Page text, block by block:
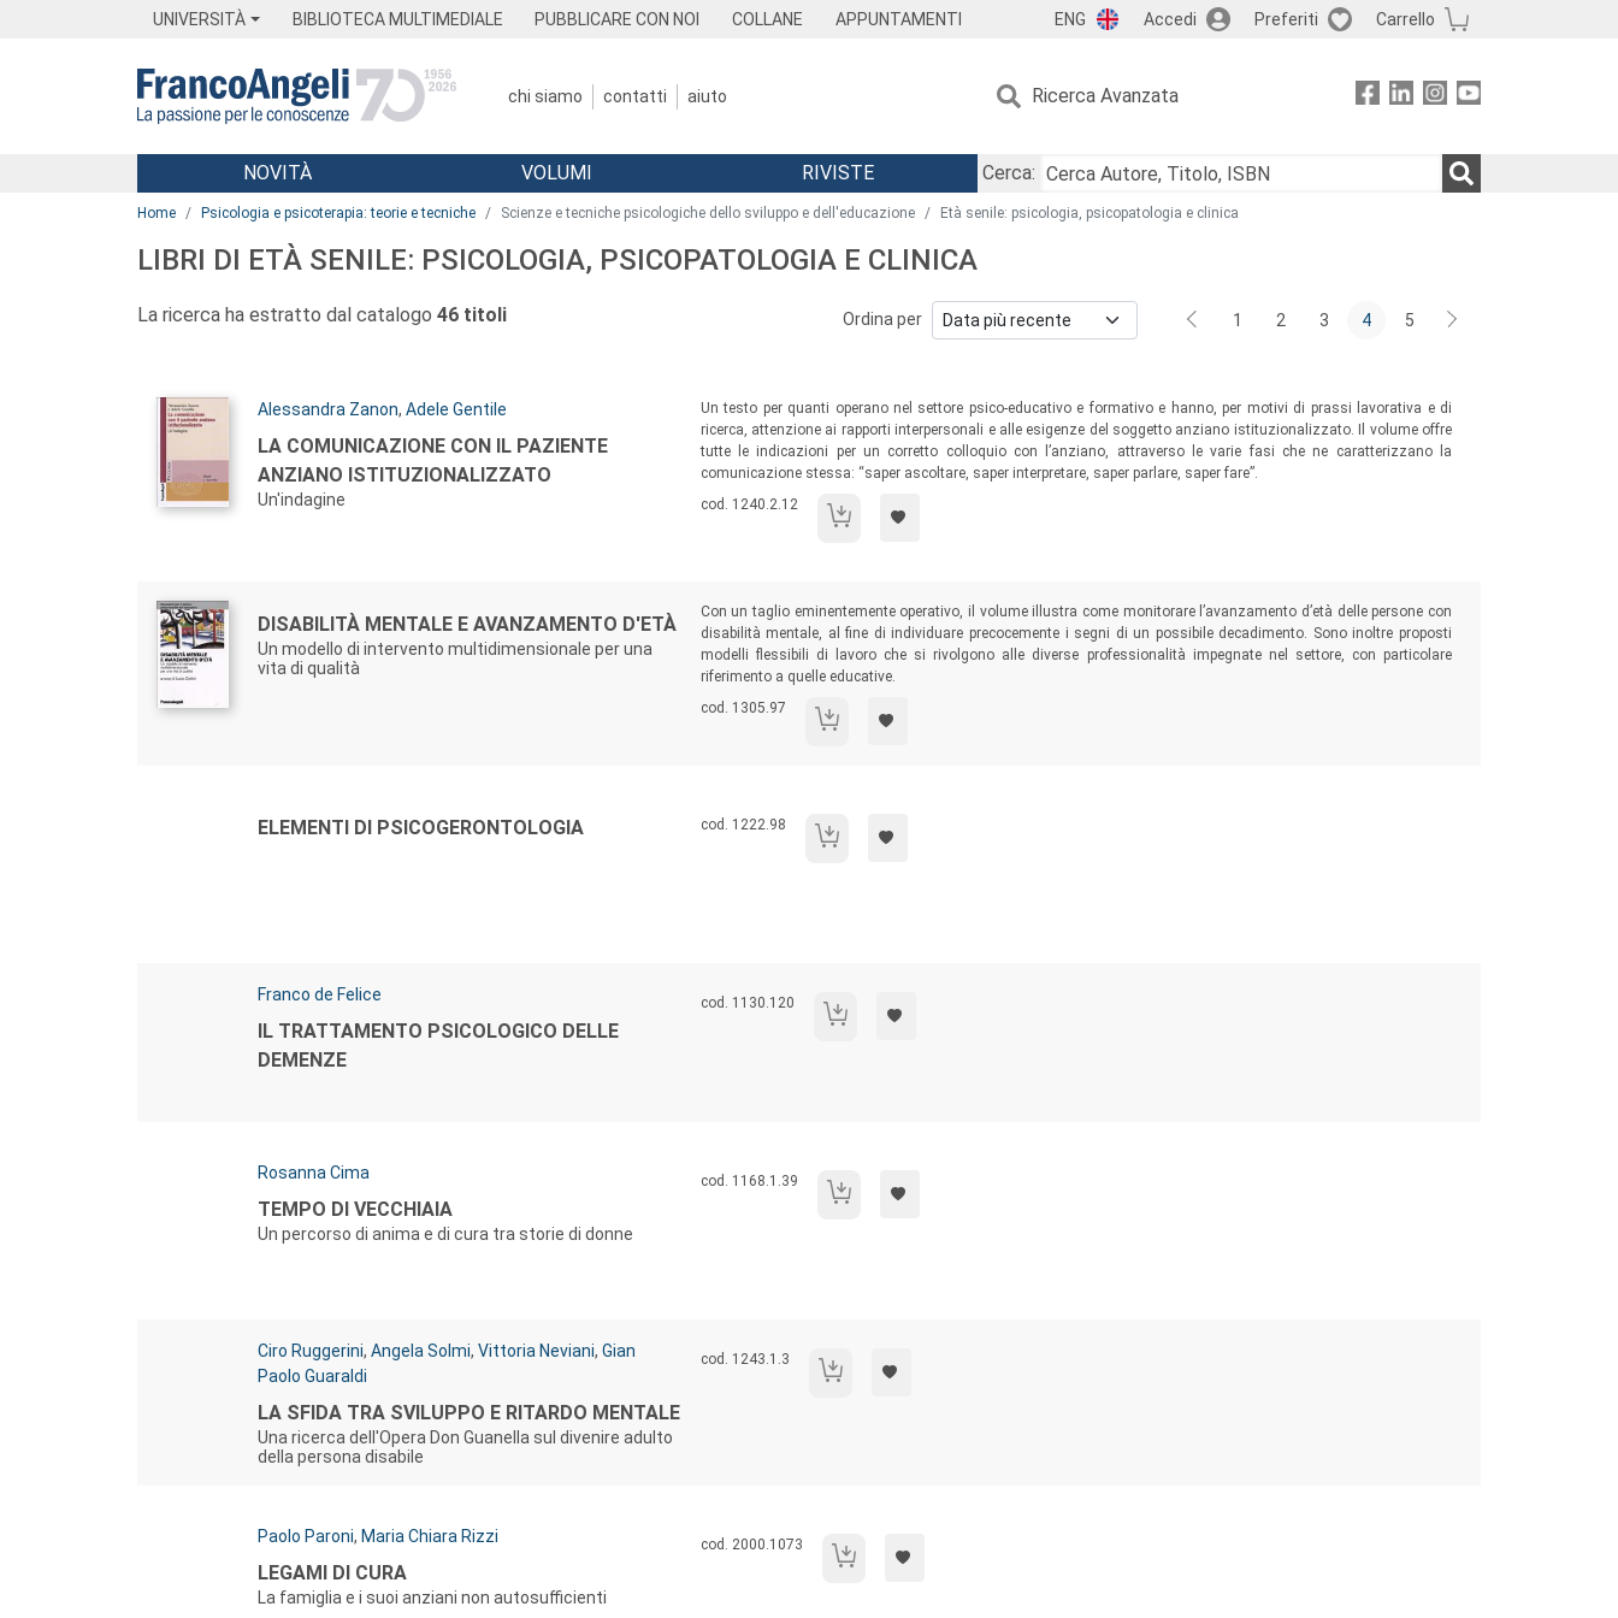
UNIVERSITÀ BIBLIOTECA MULTIMEDIALE PUBBLICARE CON NOI COLLANE APPUNTAMENTI ENG Accedi Preferiti Carrello
chi siamo contatti aiuto Ricerca Avanzata
Menu
NOVITÀ VOLUMI RIVISTE
Cerca:
Home Psicologia e psicoterapia: teorie e tecniche Scienze e tecniche psicologiche dello sviluppo e dell'educazione Età senile: psicologia, psicopatologia e clinica
LIBRI DI ETÀ SENILE: PSICOLOGIA, PSICOPATOLOGIA E CLINICA
La ricerca ha estratto dal catalogo 46 titoli Ordina per 1 2 3 4 5
Autori:
Alessandra Zanon, Adele Gentile
Titolo:
LA COMUNICAZIONE CON IL PAZIENTE
ANZIANO ISTITUZIONALIZZATO
Un'indagine
Sommario:
Un testo per quanti operano nel settore psico-educativo e formativo e hanno, per motivi di prassi lavorativa e di
ricerca, attenzione ai rapporti interpersonali e alle esigenze del soggetto anziano istituzionalizzato. Il volume offre
tutte le indicazioni per un corretto colloquio con l’anziano, attraverso le varie fasi che ne caratterizzano la
comunicazione stessa: “saper ascoltare, saper interpretare, saper parlare, saper fare”.
Codice libro:
cod. 1240.2.12 La comunicazione con il paziente anziano istituzionalizzato
Autori:
Titolo:
DISABILITÀ MENTALE E AVANZAMENTO D'ETÀ
Un modello di intervento multidimensionale per una
vita di qualità
Sommario:
Con un taglio eminentemente operativo, il volume illustra come monitorare l’avanzamento d’età delle persone con
disabilità mentale, al fine di individuare precocemente i segni di un possibile decadimento. Sono inoltre proposti
modelli flessibili di lavoro che si rivolgono alle diverse professionalità impegnate nel settore, con particolare
riferimento a quelle educative.
Codice libro:
cod. 1305.97 Disabilità mentale e avanzamento d'età
Autori:
Titolo:
ELEMENTI DI PSICOGERONTOLOGIA Codice libro:
cod. 1222.98 Elementi di psicogerontologia
Autori:
Franco de Felice
Titolo:
IL TRATTAMENTO PSICOLOGICO DELLE
DEMENZE
Codice libro:
cod. 1130.120 Il trattamento psicologico delle demenze
Autori:
Rosanna Cima
Titolo:
TEMPO DI VECCHIAIA
Un percorso di anima e di cura tra storie di donne
Codice libro:
cod. 1168.1.39 Tempo di vecchiaia
Autori:
Ciro Ruggerini, Angela Solmi, Vittoria Neviani, Gian
Paolo Guaraldi
Titolo:
LA SFIDA TRA SVILUPPO E RITARDO MENTALE
Una ricerca dell'Opera Don Guanella sul divenire adulto
della persona disabile
Codice libro:
cod. 1243.1.3 La sfida tra sviluppo e ritardo mentale
Autori:
Paolo Paroni, Maria Chiara Rizzi
Titolo:
LEGAMI DI CURA
La famiglia e i suoi anziani non autosufficienti
Codice libro:
cod. 2000.1073 Legami di cura